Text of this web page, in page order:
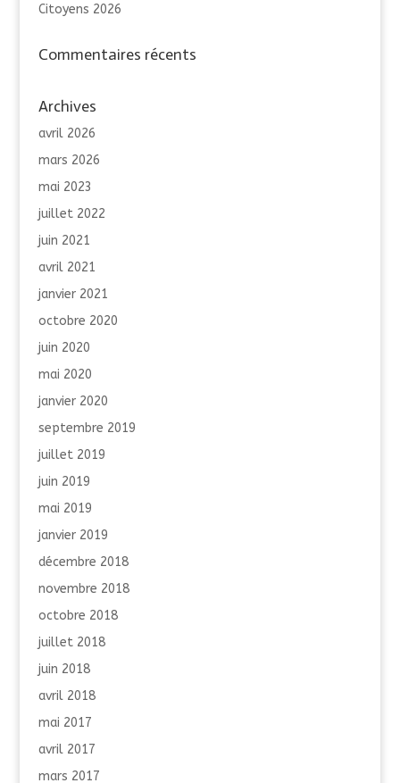
Citoyens 2026
Commentaires récents
Archives
avril 2026
mars 2026
mai 2023
juillet 2022
juin 2021
avril 2021
janvier 2021
octobre 2020
juin 2020
mai 2020
janvier 2020
septembre 2019
juillet 2019
juin 2019
mai 2019
janvier 2019
décembre 2018
novembre 2018
octobre 2018
juillet 2018
juin 2018
avril 2018
mai 2017
avril 2017
mars 2017